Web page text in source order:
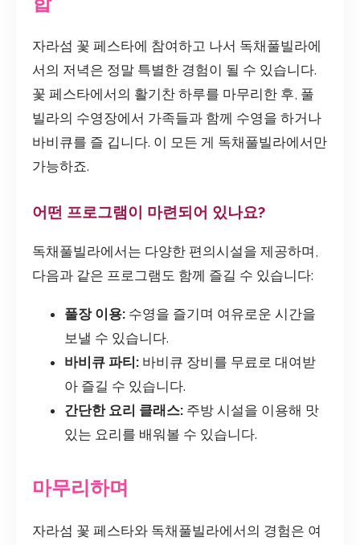
자라섬 꽃 페스타에 참여하고 나서 독채풀빌라에
서의 저녁은 정말 특별한 경험이 될 수 있습니다.
꽃 페스타에서의 활기찬 하루를 마무리한 후, 풀
빌라의 수영장에서 가족들과 함께 수영을 하거나
바비큐를 즐 깁니다. 이 모든 게 독채풀빌라에서만
가능하죠.
어떤 프로그램이 마련되어 있나요?
독채풀빌라에서는 다양한 편의시설을 제공하며,
다음과 같은 프로그램도 함께 즐길 수 있습니다:
풀장 이용: 수영을 즐기며 여유로운 시간을
보낼 수 있습니다.
바비큐 파티: 바비큐 장비를 무료로 대여받
아 즐길 수 있습니다.
간단한 요리 클래스: 주방 시설을 이용해 맛
있는 요리를 배워볼 수 있습니다.
마무리하며
자라섬 꽃 페스타와 독채풀빌라에서의 경험은 여